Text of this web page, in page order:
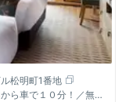
松明町1番地
ら車で１０分！／無料